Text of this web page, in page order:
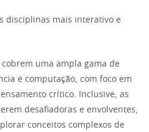
disciplinas mais interativo e
uma ampla gama de
e computação, com foco em
crítico. Inclusive, as
desafiadoras e envolventes,
conceitos complexos de